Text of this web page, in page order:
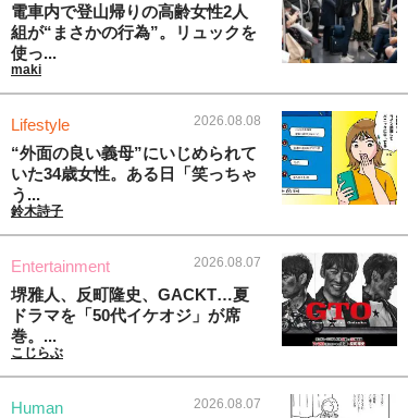
電車内で登山帰りの高齢女性2人
組が“まさかの行為”。リュックを
使っ...
maki
Lifestyle 2026.08.08
“外面の良い義母”にいじめられて
いた34歳女性。ある日「笑っちゃ
う...
鈴木詩子
Entertainment 2026.08.07
堺雅人、反町隆史、GACKT…夏
ドラマを「50代イケオジ」が席
巻。...
こじらぶ
Human 2026.08.07